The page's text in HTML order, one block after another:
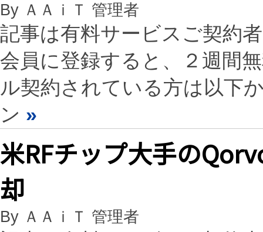
By ＡＡｉＴ 管理者
記事は有料サービスご契約
会員に登録すると、２週間
ル契約されている方は以下
ン »
米RFチップ大手の
却
By ＡＡｉＴ 管理者